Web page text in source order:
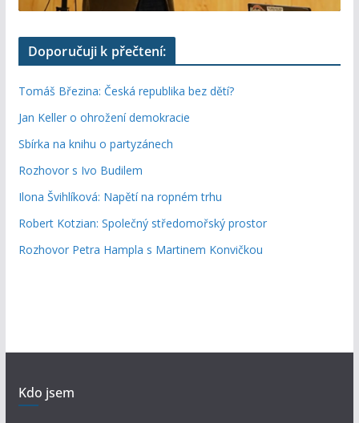
Doporučuji k přečtení:
Tomáš Březina: Česká republika bez dětí?
Jan Keller o ohrožení demokracie
Sbírka na knihu o partyzánech
Rozhovor s Ivo Budilem
Ilona Švihlíková: Napětí na ropném trhu
Robert Kotzian: Společný středomořský prostor
Rozhovor Petra Hampla s Martinem Konvičkou
Kdo jsem